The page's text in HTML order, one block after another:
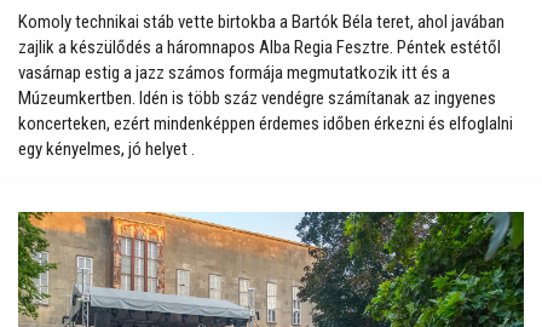
Komoly technikai stáb vette birtokba a Bartók Béla teret, ahol javában
zajlik a készülődés a háromnapos Alba Regia Fesztre. Péntek estétől
vasárnap estig a jazz számos formája megmutatkozik itt és a
Múzeumkertben. Idén is több száz vendégre számítanak az ingyenes
koncerteken, ezért mindenképpen érdemes időben érkezni és elfoglalni
egy kényelmes, jó helyet .